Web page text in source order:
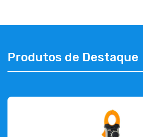
Produtos de Destaque